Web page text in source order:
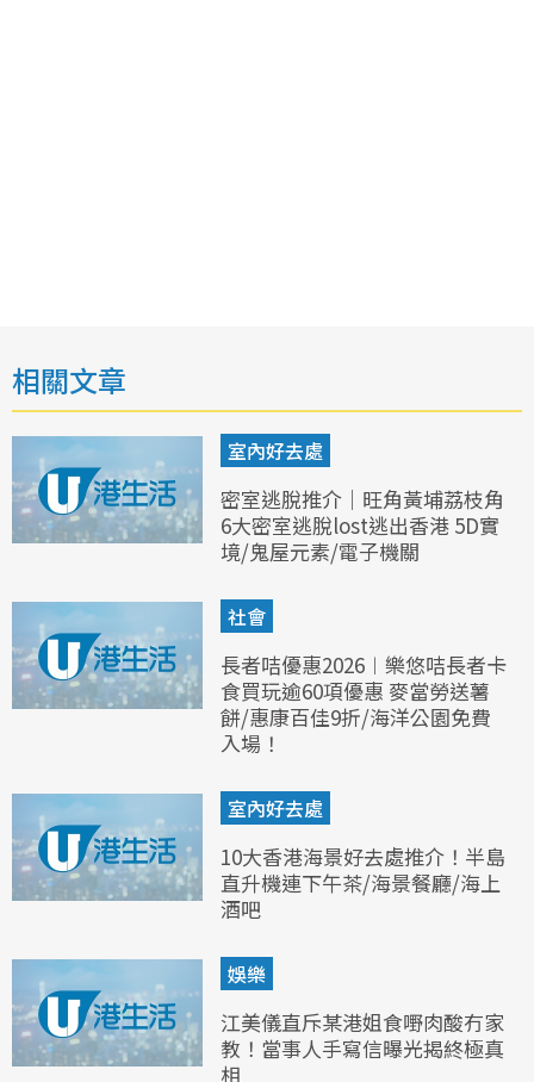
相關文章
室內好去處
密室逃脫推介｜旺角黃埔荔枝角
6大密室逃脫lost逃出香港 5D實
境/鬼屋元素/電子機關
社會
長者咭優惠2026︱樂悠咭長者卡
食買玩逾60項優惠 麥當勞送薯
餅/惠康百佳9折/海洋公園免費
入場！
室內好去處
10大香港海景好去處推介！半島
直升機連下午茶/海景餐廳/海上
酒吧
娛樂
江美儀直斥某港姐食嘢肉酸冇家
教！當事人手寫信曝光揭終極真
相